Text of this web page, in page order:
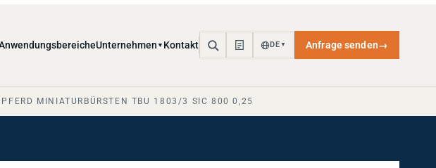
AnwendungsbereicheUnternehmen Kontakt DE Anfrage senden
PFERD MINIATURBÜRSTEN TBU 1803/3 SIC 800 0,25